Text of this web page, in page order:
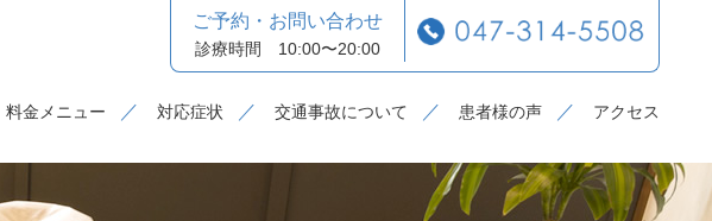
ご予約・お問い合わせ
診療時間 10:00〜20:00
料金メニュー 対応症状 交通事故について 患者様の声 アクセス